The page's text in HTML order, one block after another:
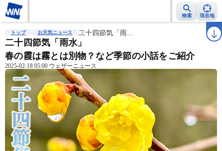
検索 現在地
雨雲レーダー 台風情報 地震情報 ラ
トップ お天気ニュース 二十四節気「雨…
二十四節気「雨水」
春の霞は霧とは別物？など季節の小話をご紹介
2025-02-18 05:00 ウェザーニュース